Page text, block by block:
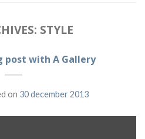
STYLE
post with A Gallery
on 30 december 2013